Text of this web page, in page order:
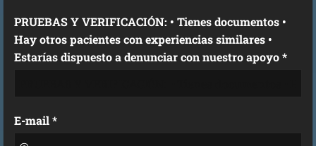
PRUEBAS Y VERIFICACIÓN: • Tienes documentos •
Hay otros pacientes con experiencias similares •
Estarías dispuesto a denunciar con nuestro apoyo *
E-mail *